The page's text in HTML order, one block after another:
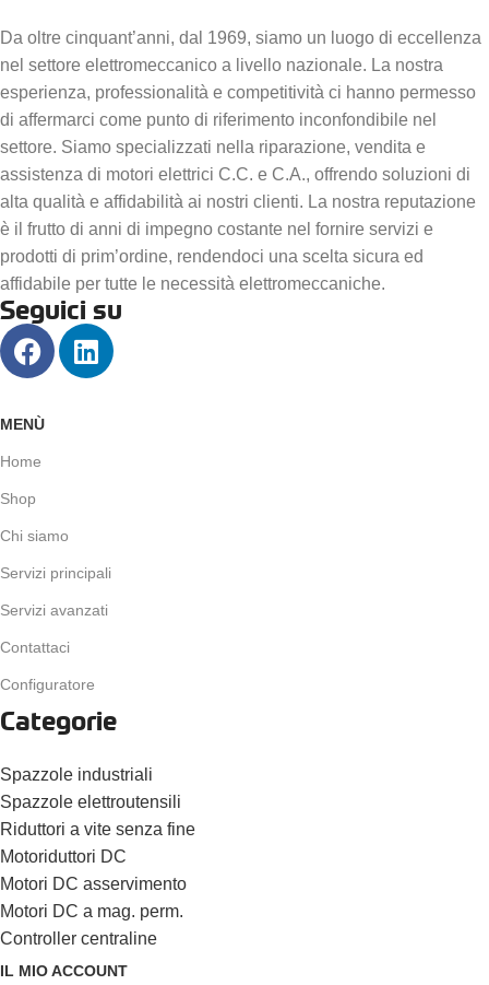
Da oltre cinquant’anni, dal 1969, siamo un luogo di eccellenza
nel settore elettromeccanico a livello nazionale. La nostra
esperienza, professionalità e competitività ci hanno permesso
di affermarci come punto di riferimento inconfondibile nel
settore. Siamo specializzati nella riparazione, vendita e
assistenza di motori elettrici C.C. e C.A., offrendo soluzioni di
alta qualità e affidabilità ai nostri clienti. La nostra reputazione
è il frutto di anni di impegno costante nel fornire servizi e
prodotti di prim’ordine, rendendoci una scelta sicura ed
affidabile per tutte le necessità elettromeccaniche.
Seguici su
MENÙ
Home
Shop
Chi siamo
Servizi principali
Servizi avanzati
Contattaci
Configuratore
Categorie
Spazzole industriali
Spazzole elettroutensili
Riduttori a vite senza fine
Motoriduttori DC
Motori DC asservimento
Motori DC a mag. perm.
Controller centraline
IL MIO ACCOUNT